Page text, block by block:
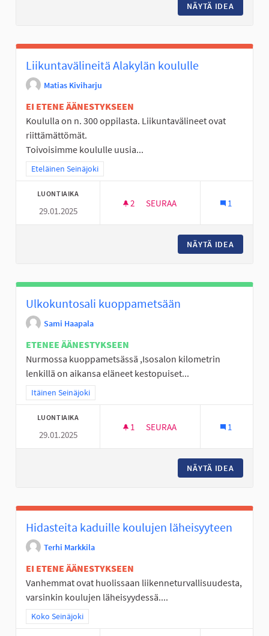
NÄYTÄ IDEA
Liikuntavälineitä Alakylän koululle
Matias Kiviharju
EI ETENE ÄÄNESTYKSEEN
Koululla on n. 300 oppilasta. Liikuntavälineet ovat
riittämättömät.
Toivoisimme koululle uusia...
Rajaa tulokset teeman mukaan: Eteläinen Seinäjoki
Eteläinen Seinäjoki
LUONTIAIKA
29.01.2025
2 2 SEURAAJAA
SEURAA 1
NÄYTÄ IDEA
Ulkokuntosali kuoppametsään
Sami Haapala
ETENEE ÄÄNESTYKSEEN
Nurmossa kuoppametsässä ,Isosalon kilometrin
lenkillä on aikansa eläneet kestopuiset...
Rajaa tulokset teeman mukaan: Itäinen Seinäjoki
Itäinen Seinäjoki
LUONTIAIKA
29.01.2025
1 1 SEURAAJA
SEURAA 1
NÄYTÄ IDEA
Hidasteita kaduille koulujen läheisyyteen
Terhi Markkila
EI ETENE ÄÄNESTYKSEEN
Vanhemmat ovat huolissaan liikenneturvallisuudesta,
varsinkin koulujen läheisyydessä....
Rajaa tulokset teeman mukaan: Koko Seinäjoki
Koko Seinäjoki